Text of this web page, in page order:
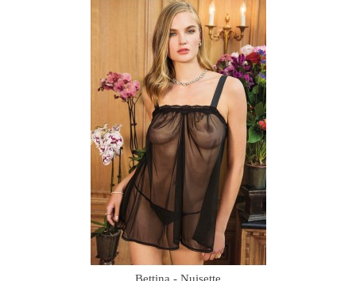
Bettina - Nuisette